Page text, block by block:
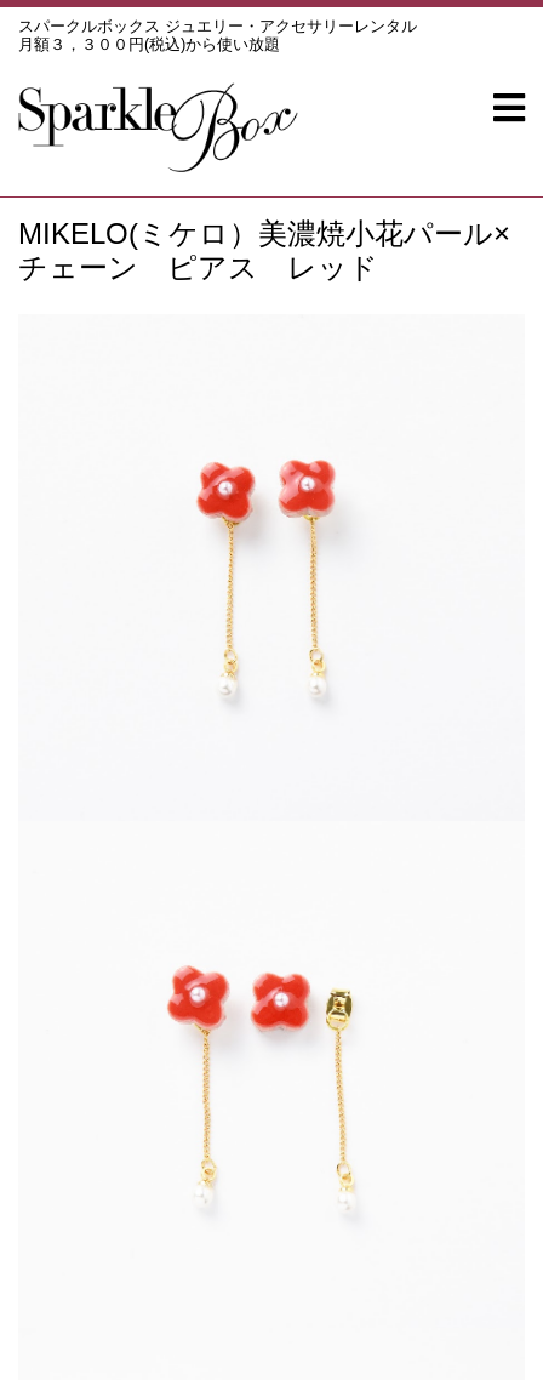
スパークルボックス ジュエリー・アクセサリーレンタル
月額３，３００円(税込)から使い放題
MIKELO(ミケロ）美濃焼小花パール×
チェーン ピアス レッド